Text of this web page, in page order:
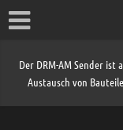
Der DRM-AM Sender
Austausch von